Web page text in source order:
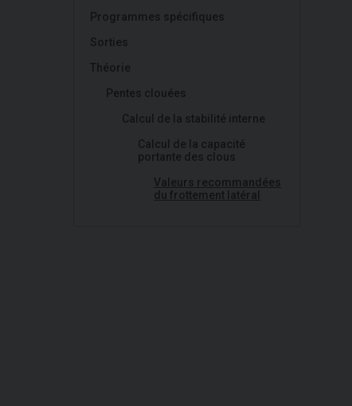
Programmes spécifiques
Sorties
Théorie
Pentes clouées
Calcul de la stabilité interne
Calcul de la capacité
portante des clous
Valeurs recommandées
du frottement latéral